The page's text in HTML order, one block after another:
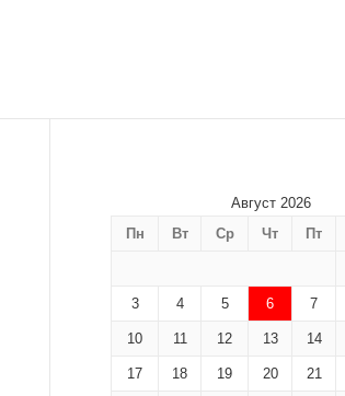
Август 2026
Пн
Вт Ср Чт Пт
3 4 5 6 7
10 11 12 13 14
17 18 19 20 21